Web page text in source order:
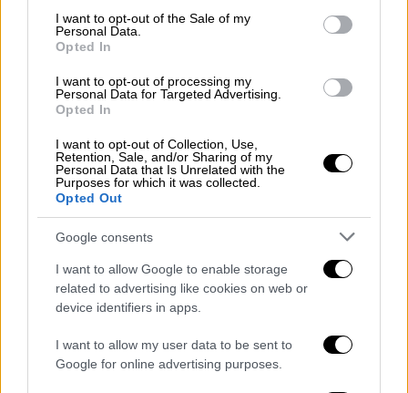
consent section.
I want to opt-out of the Sale of my
Personal Data.
Opted In
I want to opt-out of processing my
Personal Data for Targeted Advertising.
Opted In
I want to opt-out of Collection, Use,
Retention, Sale, and/or Sharing of my
Personal Data that Is Unrelated with the
Purposes for which it was collected.
Opted Out
Google consents
I want to allow Google to enable storage
related to advertising like cookies on web or
device identifiers in apps.
I want to allow my user data to be sent to
Google for online advertising purposes.
«Συνολικά αισθάνθηκα δυνατός και
καθαρός»
Όπως αναφέρει η Daily Mail, ο
έφτασε, στην πρώτη βουτιά, τα 133 μέτρα,
κρατώντας την αναπνοή του για
4 λεπτά και